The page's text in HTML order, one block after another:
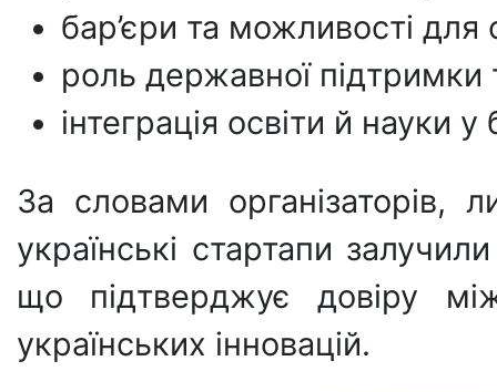
бар’єри та можливості для
роль державної підтримки
інтеграція освіти й науки
За словами
українські стартапи
що підтверджує довіру
українських інновацій.